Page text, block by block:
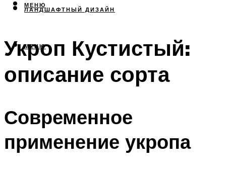
ЛАНДШАФТНЫЙ ДИЗАЙН
МЕНЮ
МЕНЮ
Укроп Кустистый:
описание сорта
Современное
применение укропа